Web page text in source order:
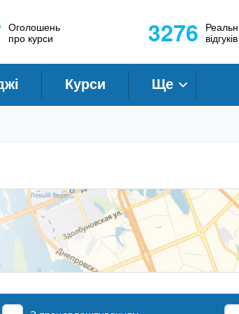
Оголошень
про курси
3276 відгуків
Курси Ще